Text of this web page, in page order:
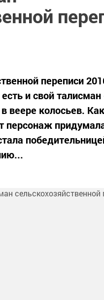
переписи
и свой
веере колосьев.
персонаж